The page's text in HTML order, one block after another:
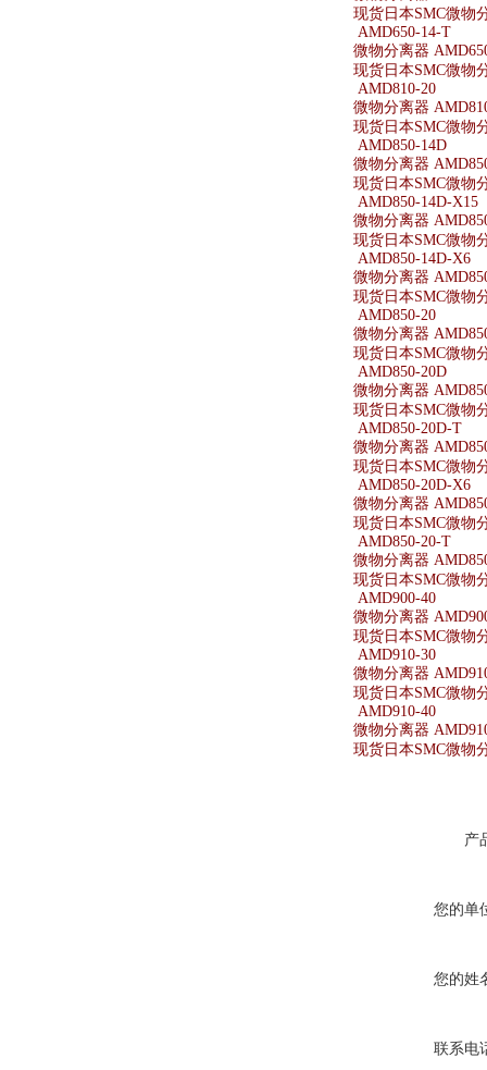
现货日本SMC微物
AMD650-14-T
微物分离器
现货日本SMC微物
AMD810-20
微物分离器
现货日本SMC微物
AMD850-14D
微物分离器
现货日本SMC微物
AMD850-14D-X15
微物分离器
现货日本SMC微物
AMD850-14D-X6
微物分离器
现货日本SMC微物
AMD850-20
微物分离器
现货日本SMC微物
AMD850-20D
微物分离器
现货日本SMC微物
AMD850-20D-T
微物分离器
现货日本SMC微物
AMD850-20D-X6
微物分离器
现货日本SMC微物
AMD850-20-T
微物分离器
现货日本SMC微物
AMD900-40
微物分离器
现货日本SMC微物
AMD910-30
微物分离器
现货日本SMC微物
AMD910-40
微物分离器
现货日本SMC微物
产
您的单
您的姓
联系电